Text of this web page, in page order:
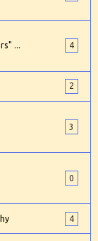
... 4
2
3
0
4